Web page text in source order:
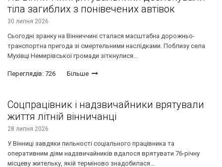
тіла загиблих з понівечених автівок
30 липня 2026
Сьогодні зранку на Вінниччині сталася масштабна дорожньо-
транспортна пригода зі смертельними наслідками. Поблизу села
Мухівці Немирівської громади зіткнулися...
Переглядів: 726 Більше
Соцпрацівник і надзвичайники врятували
життя літній вінничанці
28 липня 2026
У Вінниці завдяки пильності соціального працівника та
оперативним діям надзвичайників вдалося врятувати 76-річну
місцеву жительку, якій терміново знадобилася...